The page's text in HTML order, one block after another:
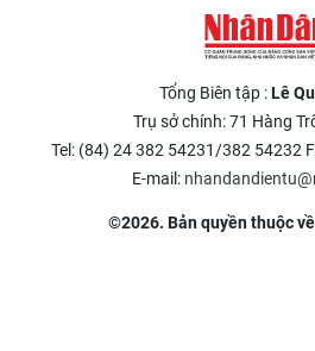
Tổng Biên tập :Lê
Trụ sở chính: 71 Hàng
Tel: (84) 24 382 54231/382 54232
E-mail:
©2026. Bản quyền thuộc